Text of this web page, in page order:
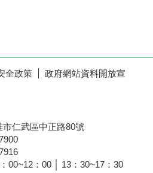
全政策
政府網站資料開放宣
仁武區中正路80號
00~12：00 │ 13：30~17：30